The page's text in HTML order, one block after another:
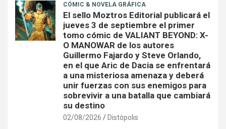
CÓMIC & NOVELA GRÁFICA
El sello Moztros Editorial publicará el
jueves 3 de septiembre el primer
tomo cómic de VALIANT BEYOND: X-
O MANOWAR de los autores
Guillermo Fajardo y Steve Orlando,
en el que Aric de Dacia se enfrentará
a una misteriosa amenaza y deberá
unir fuerzas con sus enemigos para
sobrevivir a una batalla que cambiará
su destino
02/08/2026 Distópolis